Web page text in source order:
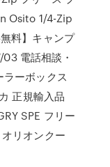
Osito 1/4-Zip
料】キャンプ
電話相談・
ラーボックス
正規輸入品
SPE フリー
リオンクー